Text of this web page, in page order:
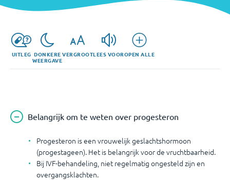
UITLEG DONKERE
WEERGAVE
VERGROOTLEES VOOROPEN ALLE
Belangrijk om te weten over progesteron
Progesteron is een vrouwelijk geslachtshormoon
(progestageen). Het is belangrijk voor de vruchtbaarheid.
Bij IVF-behandeling, niet regelmatig ongesteld zijn en
overgangsklachten.